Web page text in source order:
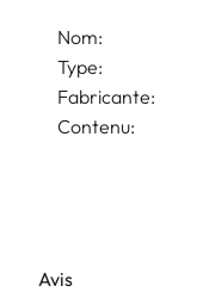
Nom:
Type:
Fabricante:
Contenu:
Avis